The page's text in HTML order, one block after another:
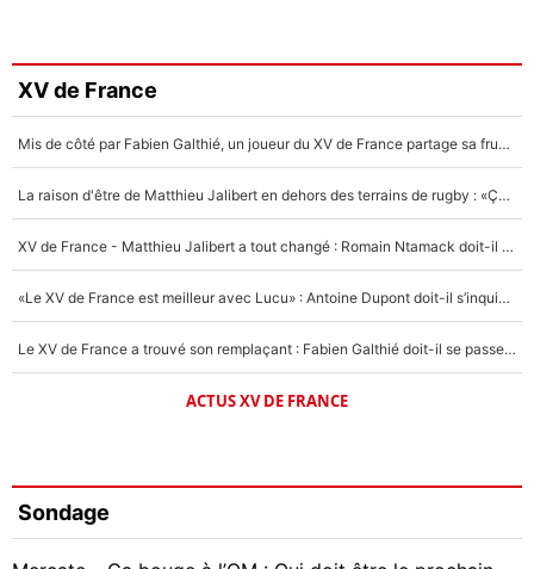
XV de France
Mis de côté par Fabien Galthié, un joueur du XV de France partage sa frustration : «ils ne me l’ont pas dit tout de suite»
La raison d'être de Matthieu Jalibert en dehors des terrains de rugby : «Ça m'atteint autant que si tu touches à un membre de ma famille»
XV de France - Matthieu Jalibert a tout changé : Romain Ntamack doit-il s’inquiéter pour sa place à un an de la Coupe du monde ?
«Le XV de France est meilleur avec Lucu» : Antoine Dupont doit-il s’inquiéter pour sa place ?
Le XV de France a trouvé son remplaçant : Fabien Galthié doit-il se passer d'Antoine Dupont ?
ACTUS XV DE FRANCE
Sondage